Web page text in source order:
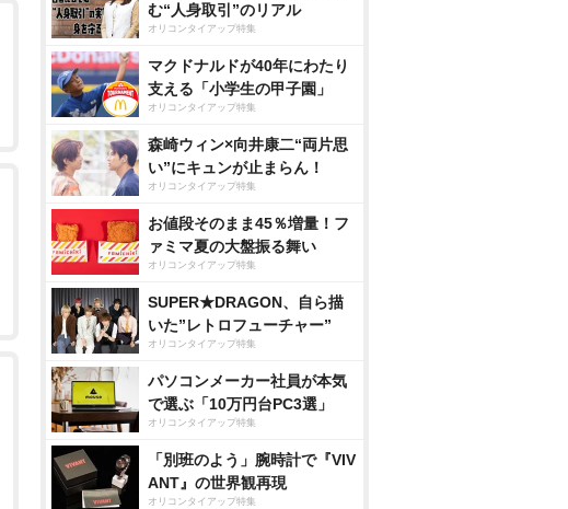
む“人身取引”のリアル
オリコンタイアップ特集
マクドナルドが40年にわたり
支える「小学生の甲子園」
オリコンタイアップ特集
森崎ウィン×向井康二“両片思
い”にキュンが止まらん！
オリコンタイアップ特集
お値段そのまま45％増量！フ
ァミマ夏の大盤振る舞い
オリコンタイアップ特集
SUPER★DRAGON、自ら描
いた”レトロフューチャー”
オリコンタイアップ特集
パソコンメーカー社員が本気
で選ぶ「10万円台PC3選」
オリコンタイアップ特集
「別班のよう」腕時計で『VIV
ANT』の世界観再現
オリコンタイアップ特集